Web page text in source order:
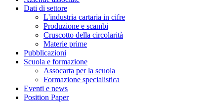
Dati di settore
L'industria cartaria in cifre
Produzione e scambi
Cruscotto della circolarità
Materie prime
Pubblicazioni
Scuola e formazione
Assocarta per la scuola
Formazione specialistica
Eventi e news
Position Paper